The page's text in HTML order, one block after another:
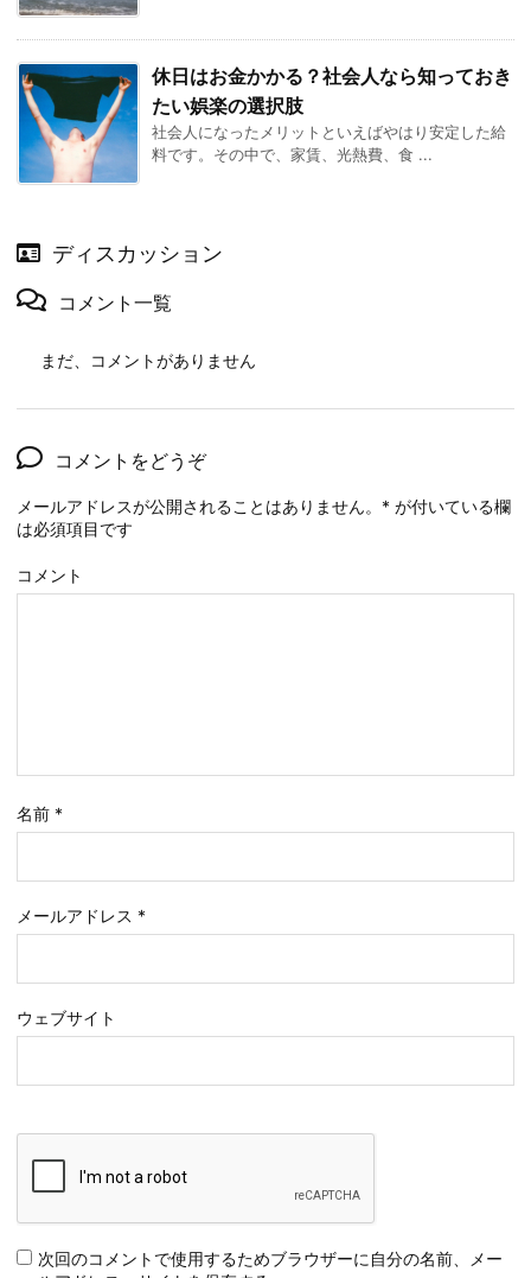
休日はお金かかる？社会人なら知っておき
たい娯楽の選択肢
社会人になったメリットといえばやはり安定した給
料です。その中で、家賃、光熱費、食 ...
ディスカッション
コメント一覧
まだ、コメントがありません
コメントをどうぞ
メールアドレスが公開されることはありません。 * が付いている欄
は必須項目です
コメント
名前 *
メールアドレス *
ウェブサイト
次回のコメントで使用するためブラウザーに自分の名前、メー